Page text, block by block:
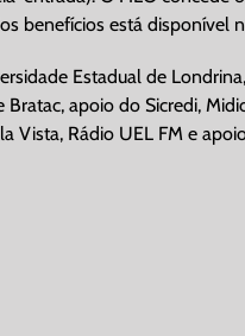
benefícios está disponível
Estadual de
apoio do Sicredi,
Vista, Rádio UEL FM e